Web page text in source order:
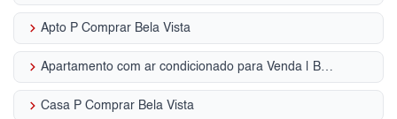
keyboard_arrow_right Apto P Comprar Bela Vista
keyboard_arrow_right Apartamento com ar condicionado para Venda | Bela Vista
keyboard_arrow_right Casa P Comprar Bela Vista